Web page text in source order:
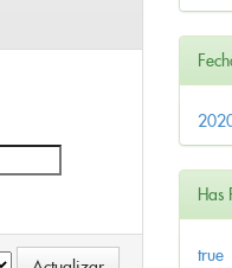
Has
true